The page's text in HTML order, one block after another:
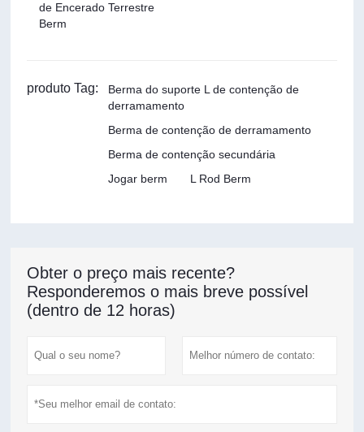
de Encerado Terrestre
Berm
produto Tag:
Berma do suporte L de contenção de
derramamento
Berma de contenção de derramamento
Berma de contenção secundária
Jogar berm
L Rod Berm
Obter o preço mais recente?
Responderemos o mais breve possível
(dentro de 12 horas)